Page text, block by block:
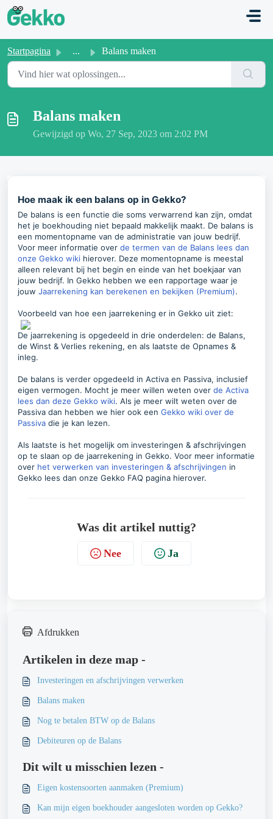
Doorgaan naar hoofdinhoud
Startpagina ... Balans maken
Balans maken
Gewijzigd op Wo, 27 Sep, 2023 om 2:02 PM
Hoe maak ik een balans op in Gekko?
De balans is een functie die soms verwarrend kan zijn, omdat
het je boekhouding niet bepaald makkelijk maakt. De balans is
een momentopname van de administratie van jouw bedrijf.
Voor meer informatie over de termen van de Balans lees dan
onze Gekko wiki hierover. Deze momentopname is meestal
alleen relevant bij het begin en einde van het boekjaar van
jouw bedrijf. In Gekko hebben we een rapportage waar je
jouw Jaarrekening kan berekenen en bekijken (Premium).
Voorbeeld van hoe een jaarrekening er in Gekko uit ziet:
De jaarrekening is opgedeeld in drie onderdelen: de Balans,
de Winst & Verlies rekening, en als laatste de Opnames &
inleg.
De balans is verder opgedeeld in Activa en Passiva, inclusief
eigen vermogen. Mocht je meer willen weten over de Activa
lees dan deze Gekko wiki. Als je meer wilt weten over de
Passiva dan hebben we hier ook een Gekko wiki over de
Passiva die je kan lezen.
Als laatste is het mogelijk om investeringen & afschrijvingen
op te slaan op de jaarrekening in Gekko. Voor meer informatie
over het verwerken van investeringen & afschrijvingen in
Gekko lees dan onze Gekko FAQ pagina hierover.
Was dit artikel nuttig?
Nee Ja
Afdrukken
Artikelen in deze map -
Investeringen en afschrijvingen verwerken
Balans maken
Nog te betalen BTW op de Balans
Debiteuren op de Balans
Dit wilt u misschien lezen -
Eigen kostensoorten aanmaken (Premium)
Kan mijn eigen boekhouder aangesloten worden op Gekko?